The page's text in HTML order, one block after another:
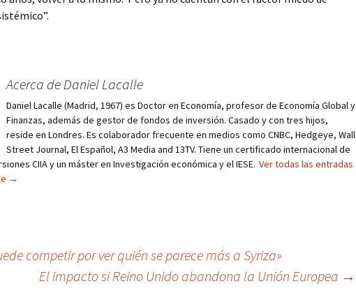
Acerca de Daniel Lacalle
Daniel Lacalle (Madrid, 1967) es Doctor en Economía, profesor de Economía Global y
Finanzas, además de gestor de fondos de inversión. Casado y con tres hijos,
reside en Londres. Es colaborador frecuente en medios como CNBC, Hedgeye, Wall
Street Journal, El Español, A3 Media and 13TV. Tiene un certificado internacional de
CIIA y un máster en Investigación económica y el IESE. Ver todas las entradas
→
competir por ver quién se parece más a Syriza»
El impacto si Reino Unido abandona la Unión Europea →